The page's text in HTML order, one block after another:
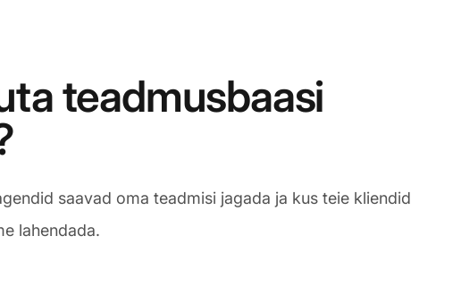
teadmusbaasi
saavad oma teadmisi jagada ja kus teie kliendid
lahendada.